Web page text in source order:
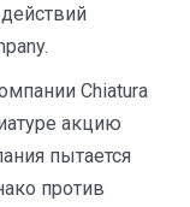
Chiatura
акцию
пытается
против